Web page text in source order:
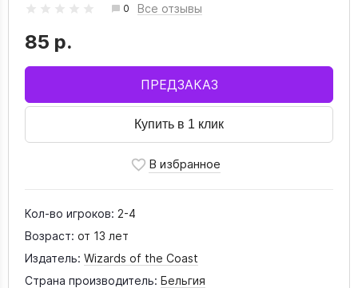
0 Все отзывы
85 р.
ПРЕДЗАКАЗ
Купить в 1 клик
Кол-во игроков: 2-4
Возраст: от 13 лет
Издатель: Wizards of the Coast
Страна производитель: Бельгия